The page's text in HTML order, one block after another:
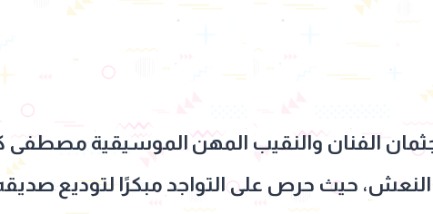
الفنان والنقيب المهن الموسيقية مصطفى
حيث حرص على التواجد مبكرًا لتوديع